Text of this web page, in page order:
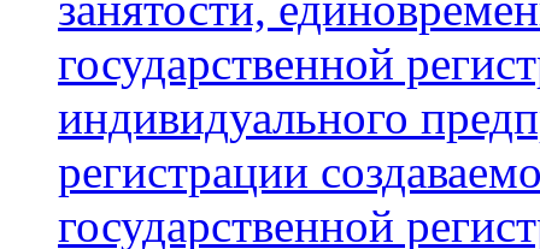
государственной
индивидуального
регистрации
государственной